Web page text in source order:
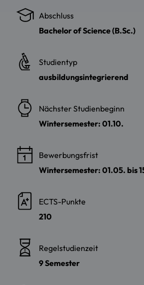
Abschluss
Bachelor of Science (B.Sc.)
Studientyp
ausbildungsintegrierend
Nächster Studienbeginn
Wintersemester: 01.10.
Bewerbungsfrist
Wintersemester: 01.05. bis
ECTS-Punkte
210
Regelstudienzeit
9 Semester